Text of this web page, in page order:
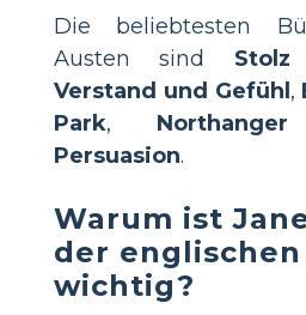
Die beliebtesten
Austen sind
Verstand und Gefühl ,
Park,
Persuasion.
Warum ist
der
wichtig?